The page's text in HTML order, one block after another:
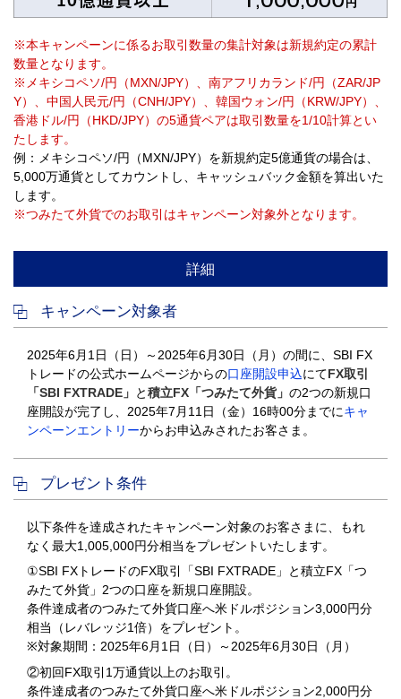
※本キャンペーンに係るお取引数量の集計対象は新規約定の累計
数量となります。
※メキシコペソ/円（MXN/JPY）、南アフリカランド/円（ZAR/JP
Y）、中国人民元/円（CNH/JPY）、韓国ウォン/円（KRW/JPY）、
香港ドル/円（HKD/JPY）の5通貨ペアは取引数量を1/10計算とい
たします。
例：メキシコペソ/円（MXN/JPY）を新規約定5億通貨の場合は、
5,000万通貨としてカウントし、キャッシュバック金額を算出いた
します。
※つみたて外貨でのお取引はキャンペーン対象外となります。
詳細
キャンペーン対象者
2025年6月1日（日）～2025年6月30日（月）の間に、SBI FX
トレードの公式ホームページからの口座開設申込にてFX取引
「SBI FXTRADE」 と積立FX「つみたて外貨」 の2つの新規口
座開設が完了し、2025年7月11日（金）16時00分までにキャ
ンペーンエントリーからお申込みされたお客さま。
プレゼント条件
以下条件を達成されたキャンペーン対象のお客さまに、もれ
なく最大1,005,000円分相当をプレゼントいたします。
①SBI FXトレードのFX取引「SBI FXTRADE」と積立FX「つ
みたて外貨」2つの口座を新規口座開設。
条件達成者のつみたて外貨口座へ米ドルポジション3,000円分
相当（レバレッジ1倍）をプレゼント。
※対象期間：2025年6月1日（日）～2025年6月30日（月）
②初回FX取引1万通貨以上のお取引。
条件達成者のつみたて外貨口座へ米ドルポジション2,000円分